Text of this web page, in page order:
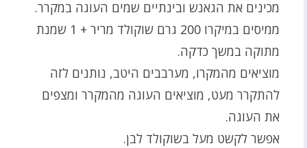
מכינים את הגאנש ובינתיים שמים העוגה במקרר.
ממיסים במיקרו 200 גרם שוקולד מריר + 1 שמנת
מתוקה במשך כדקה.
מוציאים מהמקרו, מערבבים היטב, נותנים לזה
להתקרר מעט, מוציאים העוגה מהמקרר ומצפים
את העוגה.
אפשר לקשט מעל בשוקולד לבן.